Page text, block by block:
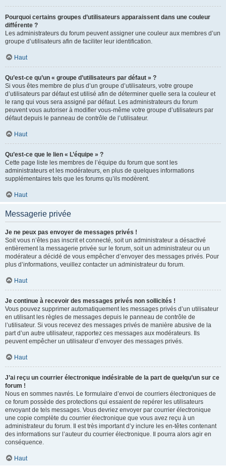
Pourquoi certains groupes d’utilisateurs apparaissent dans une couleur
différente ?
Les administrateurs du forum peuvent assigner une couleur aux membres d’un
groupe d’utilisateurs afin de faciliter leur identification.
Haut
Qu’est-ce qu’un « groupe d’utilisateurs par défaut » ?
Si vous êtes membre de plus d’un groupe d’utilisateurs, votre groupe
d’utilisateurs par défaut est utilisé afin de déterminer quelle sera la couleur et
le rang qui vous sera assigné par défaut. Les administrateurs du forum
peuvent vous autoriser à modifier vous-même votre groupe d’utilisateurs par
défaut depuis le panneau de contrôle de l’utilisateur.
Haut
Qu’est-ce que le lien « L’équipe » ?
Cette page liste les membres de l’équipe du forum que sont les
administrateurs et les modérateurs, en plus de quelques informations
supplémentaires tels que les forums qu’ils modèrent.
Haut
Messagerie privée
Je ne peux pas envoyer de messages privés !
Soit vous n’êtes pas inscrit et connecté, soit un administrateur a désactivé
entièrement la messagerie privée sur le forum, soit un administrateur ou un
modérateur a décidé de vous empêcher d’envoyer des messages privés. Pour
plus d’informations, veuillez contacter un administrateur du forum.
Haut
Je continue à recevoir des messages privés non sollicités !
Vous pouvez supprimer automatiquement les messages privés d’un utilisateur
en utilisant les règles de messages depuis le panneau de contrôle de
l’utilisateur. Si vous recevez des messages privés de manière abusive de la
part d’un autre utilisateur, rapportez ces messages aux modérateurs. Ils
peuvent empêcher un utilisateur d’envoyer des messages privés.
Haut
J’ai reçu un courrier électronique indésirable de la part de quelqu’un sur ce
forum !
Nous en sommes navrés. Le formulaire d’envoi de courriers électroniques de
ce forum possède des protections qui essaient de repérer les utilisateurs
envoyant de tels messages. Vous devriez envoyer par courrier électronique
une copie complète du courrier électronique que vous avez reçu à un
administrateur du forum. Il est très important d’y inclure les en-têtes contenant
des informations sur l’auteur du courrier électronique. Il pourra alors agir en
conséquence.
Haut